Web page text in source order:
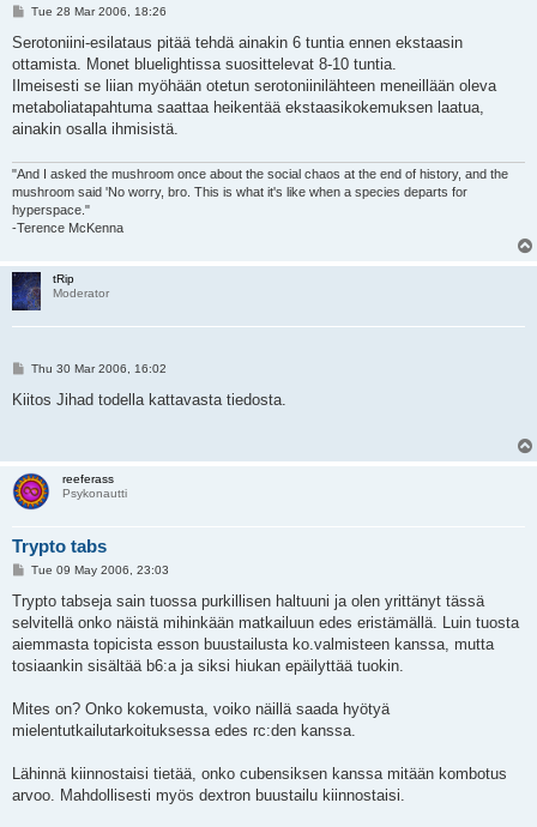
P
s
Tue 28 Mar 2006, 18:26
Serotoniini-esilataus pitää tehdä ainakin 6 tuntia ennen ekstaasin
ottamista. Monet bluelightissa suosittelevat 8-10 tuntia.
Ilmeisesti se liian myöhään otetun serotoniinilähteen meneillään oleva
metaboliatapahtuma saattaa heikentää ekstaasikokemuksen laatua,
ainakin osalla ihmisistä.
"And I asked the mushroom once about the social chaos at the end of history, and the
mushroom said 'No worry, bro. This is what it's like when a species departs for
hyperspace."
-Terence McKenna
tRip
Moderator
P
s
Thu 30 Mar 2006, 16:02
Kiitos Jihad todella kattavasta tiedosta.
reeferass
Psykonautti
Trypto tabs
P
s
t
Tue 09 May 2006, 23:03
Trypto tabseja sain tuossa purkillisen haltuuni ja olen yrittänyt tässä
selvitellä onko näistä mihinkään matkailuun edes eristämällä. Luin tuosta
aiemmasta topicista esson buustailusta ko.valmisteen kanssa, mutta
tosiaankin sisältää b6:a ja siksi hiukan epäilyttää tuokin.
Mites on? Onko kokemusta, voiko näillä saada hyötyä
mielentutkailutarkoituksessa edes rc:den kanssa.
Lähinnä kiinnostaisi tietää, onko cubensiksen kanssa mitään kombotus
arvoo. Mahdollisesti myös dextron buustailu kiinnostaisi.